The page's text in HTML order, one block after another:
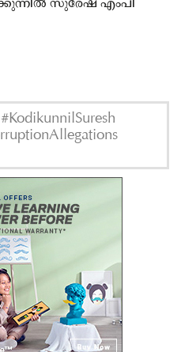
സുരേഷ് എംപി